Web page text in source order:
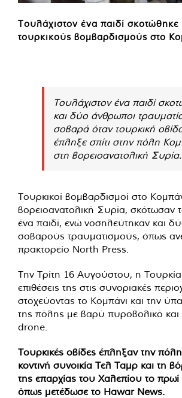
Τουλάχιστον ένα παιδί
τουρκικούς βομβαρδισμούς στο
Τουλάχιστον ένα παιδί
και δύο άνθρωποι
σοβαρά όταν τουρκική
έπληξε σπίτι στην πόλη
στη βορειοανατολική Συρία.
Τουρκικοί βομβαρδισμοί στο
βορειοανατολική Συρία, σκότωσαν
ένα παιδί, ενώ νοσηλεύτηκαν και
σοβαρούς τραυματισμούς, όπως
πρακτορείο North Press.
Την Τρίτη 16 Αυγούστου, η Τουρκία
επιθέσεις της στις συνοριακές
στοχεύοντας το Κομπάνι και την
της πόλης με βαρύ πυροβολικό και
drone.
Τουρκικές οβίδες έπληξαν την
κοντινή συνοικία Τελ Ταμρ και τη
της επαρχίας του Χαλεπίου το πρωί
όπως μετέδωσε το Hawar News.